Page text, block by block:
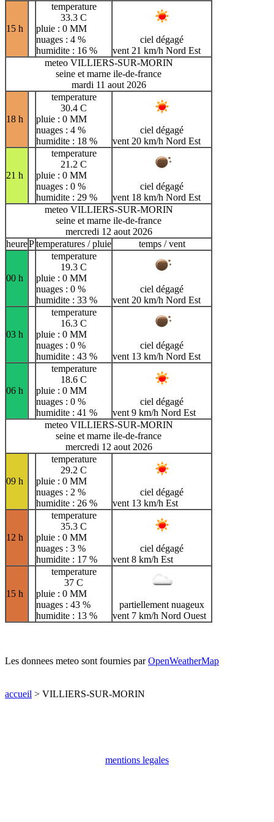
15 h
temperature
33.3 C
pluie : 0 MM
nuages : 4 %
humidite : 16 %
ciel dégagé
vent 21 km/h Nord Est
meteo VILLIERS-SUR-MORIN
seine et marne ile-de-france
mardi 11 aout 2026
18 h
temperature
30.4 C
pluie : 0 MM
nuages : 4 %
humidite : 18 %
ciel dégagé
vent 20 km/h Nord Est
21 h
temperature
21.2 C
pluie : 0 MM
nuages : 0 %
humidite : 29 %
ciel dégagé
vent 18 km/h Nord Est
meteo VILLIERS-SUR-MORIN
seine et marne ile-de-france
mercredi 12 aout 2026
heurePtemperatures / pluie temps / vent
00 h
temperature
19.3 C
pluie : 0 MM
nuages : 0 %
humidite : 33 %
ciel dégagé
vent 20 km/h Nord Est
03 h
temperature
16.3 C
pluie : 0 MM
nuages : 0 %
humidite : 43 %
ciel dégagé
vent 13 km/h Nord Est
06 h
temperature
18.6 C
pluie : 0 MM
nuages : 0 %
humidite : 41 %
ciel dégagé
vent 9 km/h Nord Est
meteo VILLIERS-SUR-MORIN
seine et marne ile-de-france
mercredi 12 aout 2026
09 h
temperature
29.2 C
pluie : 0 MM
nuages : 2 %
humidite : 26 %
ciel dégagé
vent 13 km/h Est
12 h
temperature
35.3 C
pluie : 0 MM
nuages : 3 %
humidite : 17 %
ciel dégagé
vent 8 km/h Est
15 h
temperature
37 C
pluie : 0 MM
nuages : 43 %
humidite : 13 %
partiellement nuageux
vent 7 km/h Nord Ouest
Les donnees meteo sont fournies parOpenWeatherMap
accueil > VILLIERS-SUR-MORIN
mentions legales